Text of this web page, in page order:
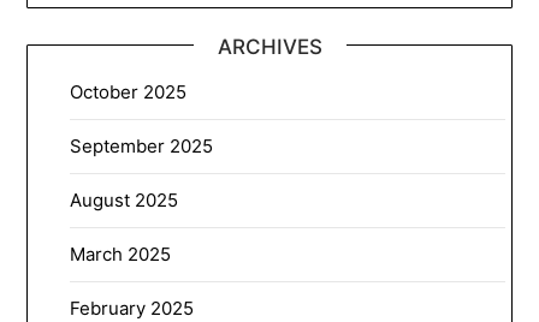
ARCHIVES
October 2025
September 2025
August 2025
March 2025
February 2025